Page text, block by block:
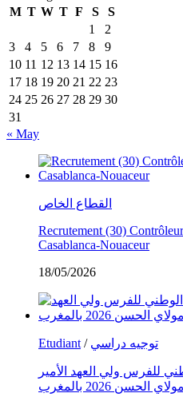
M T W T F S
S
1
2
3
4 5 6 7 8
9
10 11 12 13 14 15 16
17 18 19 20 21 22 23
24 25 26 27 28 29 30
31
« May
القطاع الخاص
Recrutement (30)
Casablanca-Nouaceur
18/05/2026
Etudiant / توجيه دراسي
للفرس ولي العهد الأمير
مولاي الحسن 2026 بالمغرب